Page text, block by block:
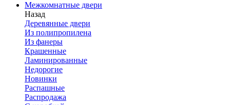
Межкомнатные двери
Назад
Деревянные двери
Из полипропилена
Из фанеры
Крашенные
Ламинированные
Недорогие
Новинки
Распашные
Распродажа